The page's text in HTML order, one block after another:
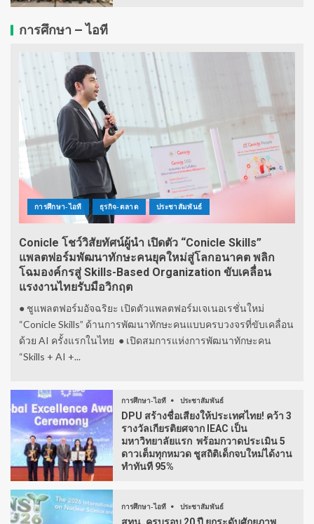
การศึกษา – ไอที
การศึกษา-ไอที ธุรกิจ-ตลาด ประชาสัมพันธ์
Conicle โชว์วิสัยทัศน์ผู้นำ เปิดตัว “Conicle Skills”
แพลตฟอร์มพัฒนาทักษะคนยุคใหม่สู่โลกอนาคต พลิก
โฉมองค์กรสู่ Skills-Based Organization ขับเคลื่อน
แรงงานไทยรับมือวิกฤต
● ชูแพลตฟอร์มอัจฉริยะ เปิดตัวแพลตฟอร์มเจเนอเรชั่นใหม่
“Conicle Skills” ด้านการพัฒนาทักษะคนแบบครบวงจรที่ขับเคลื่อน
ด้วย AI ครั้งแรกในไทย ● เปิดสมการแห่งการพัฒนาทักษะคน
“Skills + AI +...
การศึกษา-ไอที ประชาสัมพันธ์
DPU สร้างชื่อเสียงให้ประเทศไทย! คว้า 3
รางวัลเกียรติยศจาก IEAC เป็น
มหาวิทยาลัยแรก พร้อมกวาดประเมิน 5
ดาวเต็มทุกหมวด ชูสถิติเด็กจบใหม่ได้งาน
ทำทันที 95%
การศึกษา-ไอที ประชาสัมพันธ์